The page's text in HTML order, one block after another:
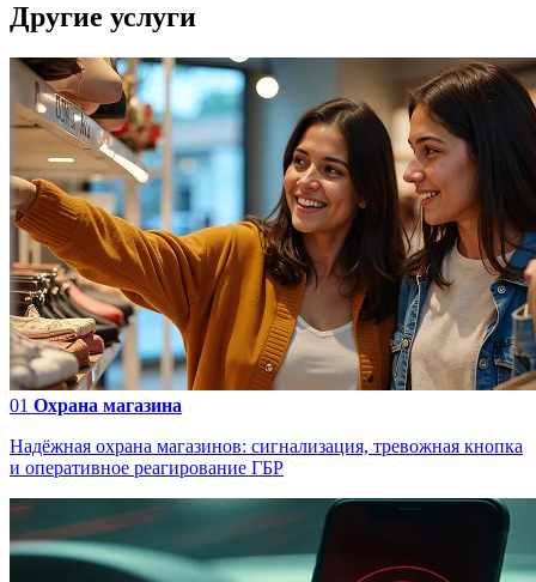
Другие услуги
01 Охрана магазина
Надёжная охрана магазинов: сигнализация, тревожная кнопка
и оперативное реагирование ГБР